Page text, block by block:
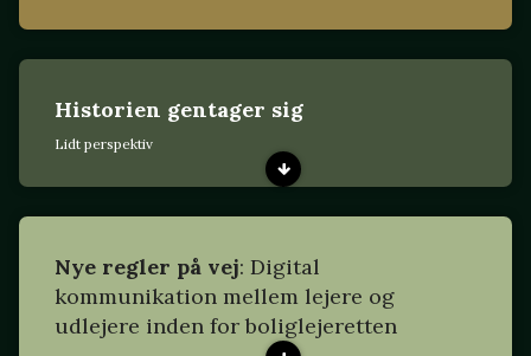
Historien gentager sig
Lidt perspektiv
Nye regler på vej: Digital
kommunikation mellem lejere og
udlejere inden for boliglejeretten